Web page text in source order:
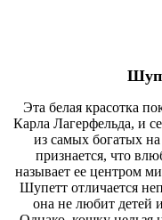
Эта белая красотка
Карла Лагерфельда, и
из самых богатых
признается, что
называет ее центром
Шупетт отличается
она не любит детей